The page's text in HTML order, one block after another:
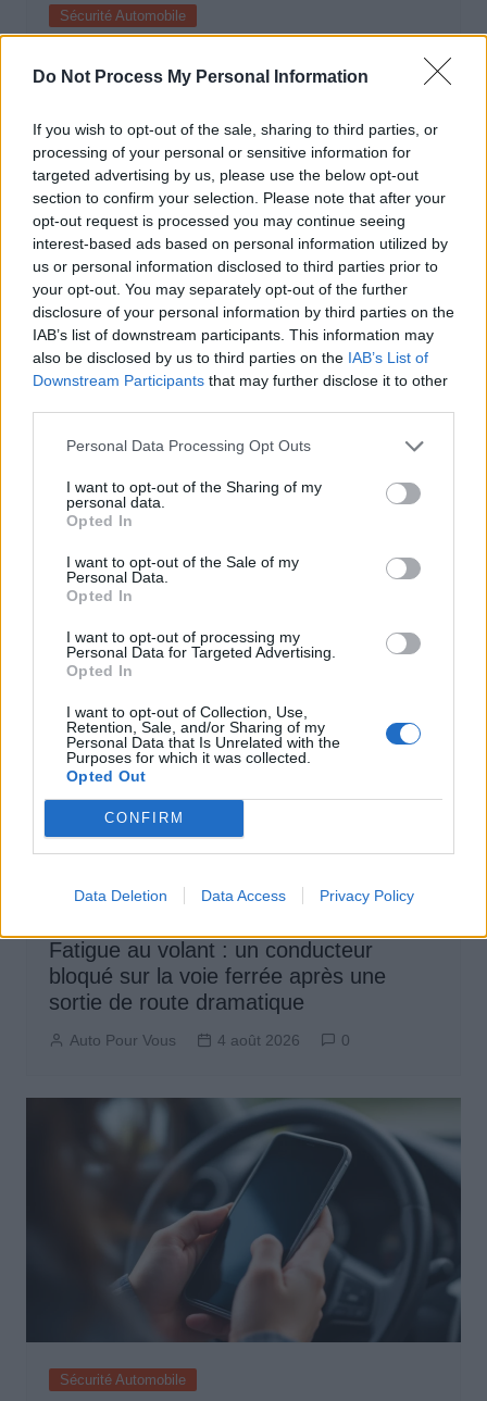
Do Not Process My Personal Information
If you wish to opt-out of the sale, sharing to third parties, or
processing of your personal or sensitive information for
targeted advertising by us, please use the below opt-out
section to confirm your selection. Please note that after your
opt-out request is processed you may continue seeing
interest-based ads based on personal information utilized by
us or personal information disclosed to third parties prior to
your opt-out. You may separately opt-out of the further
disclosure of your personal information by third parties on the
IAB’s list of downstream participants. This information may
also be disclosed by us to third parties on the IAB’s List of
Downstream Participants that may further disclose it to other
Personal Data Processing Opt Outs
I want to opt-out of the Sharing of my
personal data.
Opted In
I want to opt-out of the Sale of my
Personal Data.
Opted In
I want to opt-out of processing my
Personal Data for Targeted Advertising.
Opted In
I want to opt-out of Collection, Use,
Retention, Sale, and/or Sharing of my
Personal Data that Is Unrelated with the
Purposes for which it was collected.
Opted Out
CONFIRM
Data Deletion Data Access Privacy Policy
Sécurité Automobile
Vitesse folle à Marseille : Une Mercedes
flashée à 221 km/h
Auto Pour Vous 5 août 2026 0
Catalogne lance un radar IA qui traque
téléphone et ceinture en conduisant
Auto Pour Vous 4 août 2026
Sécurité Automobile
Fatigue au volant : un conducteur
bloqué sur la voie ferrée après une
sortie de route dramatique
Auto Pour Vous 4 août 2026 0
Sécurité Automobile